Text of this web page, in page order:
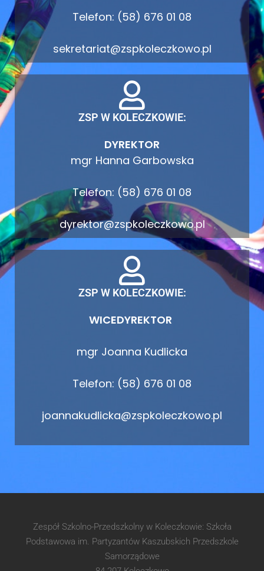
Telefon: (58) 676 01 08
sekretariat@zspkoleczkowo.pl
ZSP W KOLECZKOWIE:
DYREKTOR
mgr Hanna Garbowska
Telefon: (58) 676 01 08
dyrektor@zspkoleczkowo.pl
ZSP W KOLECZKOWIE:
WICEDYREKTOR
mgr Joanna Kudlicka
Telefon: (58) 676 01 08
joannakudlicka@zspkoleczkowo.pl
Zespół Szkolno-Przedszkolny w Koleczkowie: Szkoła
Podstawowa im. Partyzantów Kaszubskich Przedszkole
Samorządowe